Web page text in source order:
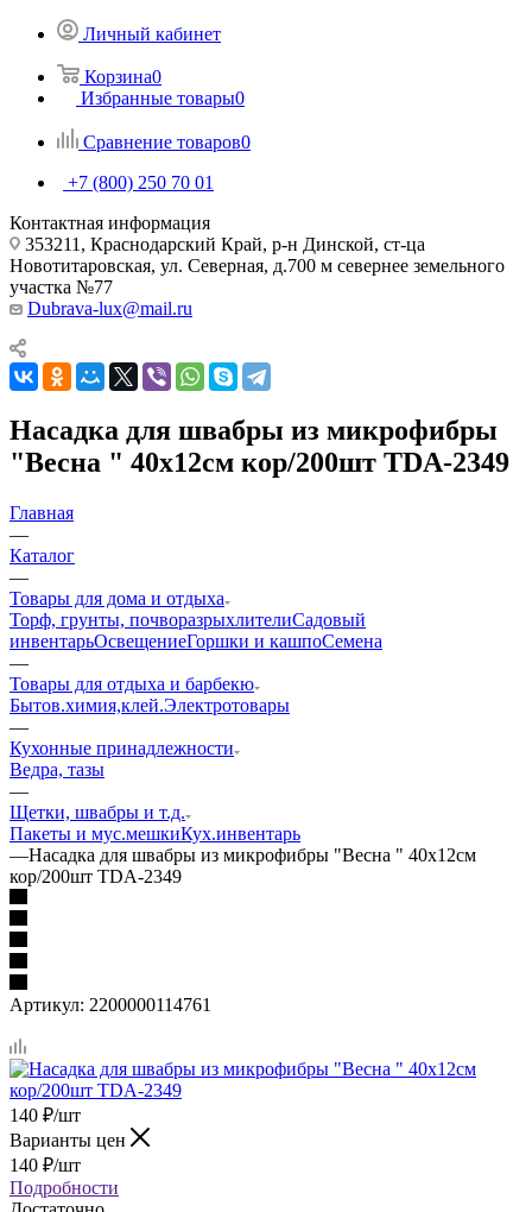
Личный кабинет
Корзина0
Избранные товары0
Сравнение товаров0
+7 (800) 250 70 01
Контактная информация
353211, Краснодарский Край, р-н Динской, ст-ца
Новотитаровская, ул. Северная, д.700 м севернее земельного
участка №77
Dubrava-lux@mail.ru
Насадка для швабры из микрофибры
"Весна " 40х12см кор/200шт TDA-2349
Главная
—
Каталог
—
Товары для дома и отдыха
Торф, грунты, почворазрыхлителиСадовый
инвентарьОсвещениеГоршки и кашпоСемена
—
Товары для отдыха и барбекю
Бытов.химия,клей.Электротовары
—
Кухонные принадлежности
Ведра, тазы
—
Щетки, швабры и т.д.
Пакеты и мус.мешкиКух.инвентарь
—Насадка для швабры из микрофибры "Весна " 40х12см
кор/200шт TDA-2349
Артикул: 2200000114761
140 ₽/шт
Варианты цен
140 ₽/шт
Подробности